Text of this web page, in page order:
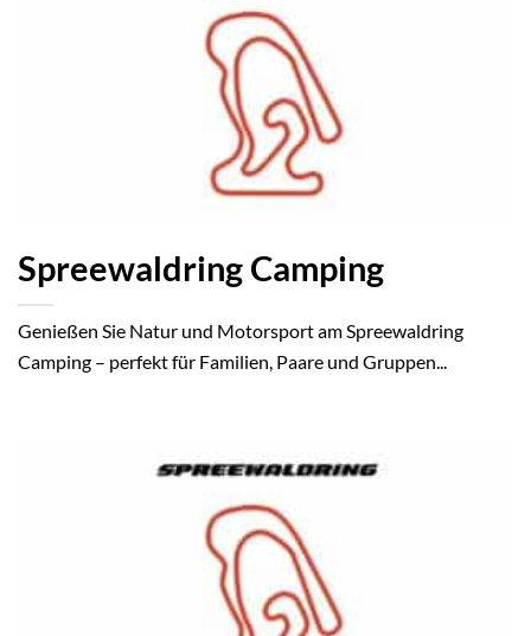
Spreewaldring Camping
Genießen Sie Natur und Motorsport am Spreewaldring
Camping – perfekt für Familien, Paare und Gruppen...